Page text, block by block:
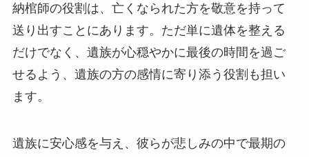
納棺師の役割は、亡くなられた方を敬意を持って
送り出すことにあります。ただ単に遺体を整える
だけでなく、遺族が心穏やかに最後の時間を過ご
せるよう、遺族の方の感情に寄り添う役割も担い
ます。
遺族に安心感を与え、彼らが悲しみの中で最期の